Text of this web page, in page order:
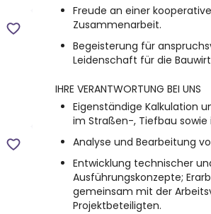
Freude an einer
Zusammenarbeit.
Begeisterung für
Leidenschaft für die
IHRE VERANTWORTUNG BEI UNS
Eigenständige Kalkulation
im Straßen-, Tiefbau sowie
Analyse und Bearbeitung
Entwicklung technischer
Ausführungskonzepte;
gemeinsam mit der
Projektbeteiligten.